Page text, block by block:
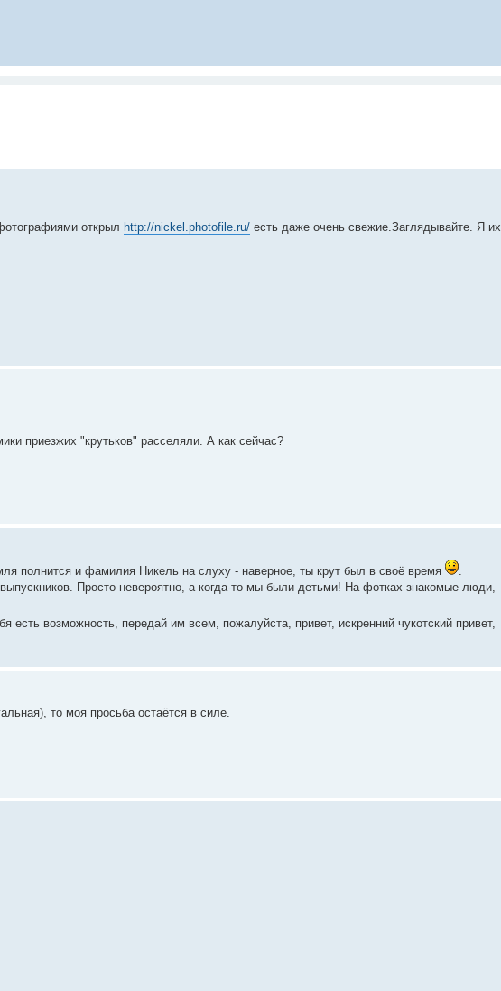
открыл http://nickel.photofile.ru/ есть даже очень свежие.Заглядывайте. Я их
приезжих "крутьков" расселяли. А как сейчас?
полнится и фамилия Никель на слуху - наверное, ты крут был в своё время
Просто невероятно, а когда-то мы были детьми! На фотках знакомые люди,
есть возможность, передай им всем, пожалуйста, привет, искренний чукотский привет,
то моя просьба остаётся в силе.